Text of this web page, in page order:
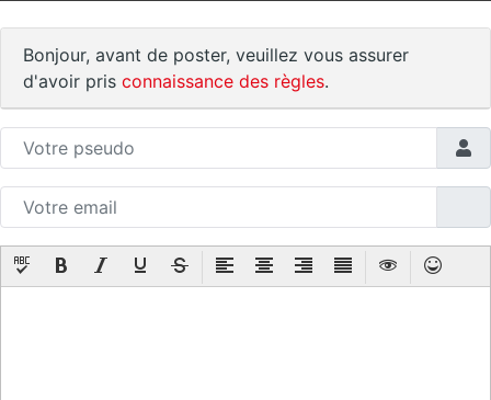
Bonjour, avant de poster, veuillez vous assurer
d'avoir pris connaissance des règles.